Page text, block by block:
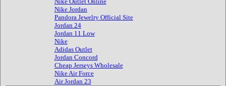
Nike Jordan
Pandora Jewelry Official Site
Jordan 24
Jordan 11 Low
Nike
Adidas Outlet
Jordan Concord
Cheap Jerseys Wholesale
Nike Air Force
Air Jordan 23